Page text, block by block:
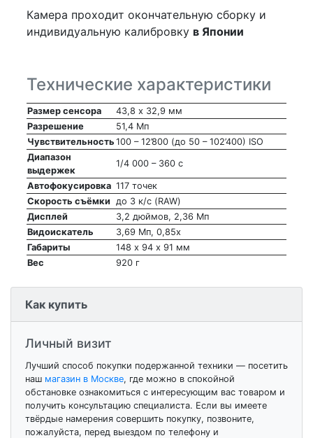
Камера проходит окончательную сборку и
индивидуальную калибровку в Японии
Технические характеристики
Размер сенсора
43,8 х 32,9 мм
Разрешение
51,4 Мп
Чувствительность 100 – 12’800 (до 50 – 102’400) ISO
Диапазон
выдержек
1/4 000 – 360 с
Автофокусировка 117 точек
Скорость съёмки до 3 к/с (RAW)
Дисплей
3,2 дюймов, 2,36 Мп
Видоискатель
3,69 Мп, 0,85х
Габариты
148 х 94 х 91 мм
Вес
920 г
Как купить
Личный визит
Лучший способ покупки подержанной техники — посетить
наш магазин в Москве, где можно в спокойной
обстановке ознакомиться с интересующим вас товаром и
получить консультацию специалиста. Если вы имеете
твёрдые намерения совершить покупку, позвоните,
пожалуйста, перед выездом по телефону и